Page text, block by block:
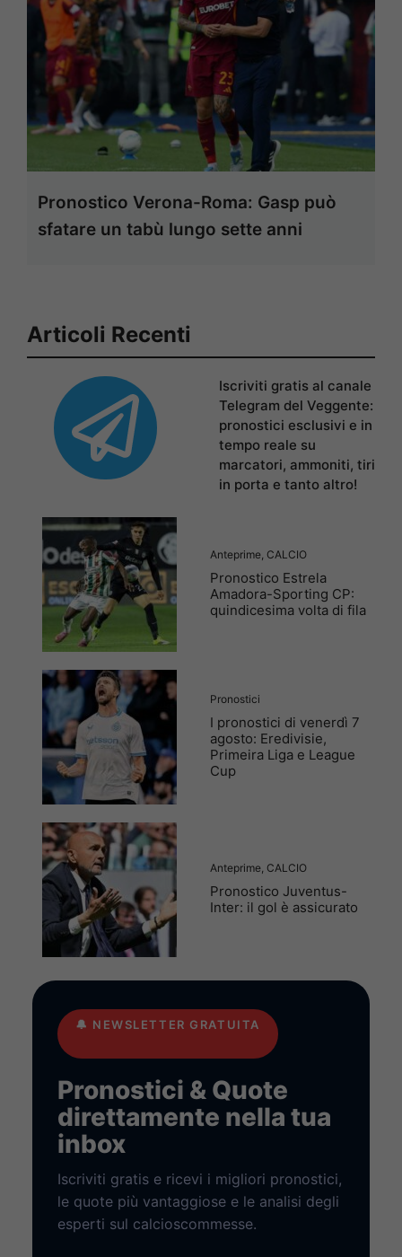
Pronostico Verona-Roma: Gasp può
sfatare un tabù lungo sette anni
Articoli Recenti
Iscriviti gratis al canale
Telegram del Veggente:
pronostici esclusivi e in
tempo reale su
marcatori, ammoniti, tiri
in porta e tanto altro!
Anteprime CALCIO
Pronostico Estrela
Amadora-Sporting CP:
quindicesima volta di fila
Pronostici
I pronostici di venerdì 7
agosto: Eredivisie,
Primeira Liga e League
Cup
Anteprime CALCIO
Pronostico Juventus-
Inter: il gol è assicurato
🔔 NEWSLETTER GRATUITA
Pronostici & Quote
direttamente nella tua
inbox
Iscriviti gratis e ricevi i migliori pronostici,
le quote più vantaggiose e le analisi degli
esperti sul calcioscommesse.